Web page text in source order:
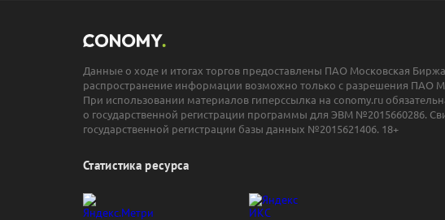
Данные о ходе и итогах торгов предоставлены ПАО Московская
распространение информации возможно только с разрешения ПАО
При использовании материалов гиперссылка на conomy.ru
о государственной регистрации программы для ЭВМ №2015660286.
государственной регистрации базы данных №2015621406. 18+
Статистика ресурса